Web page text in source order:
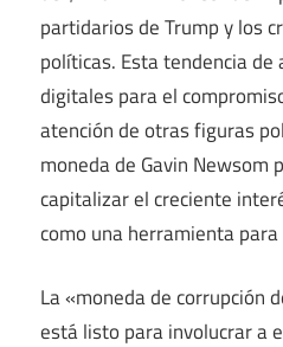
partidarios de Trump y los
políticas. Esta tendencia
digitales para el
atención de otras figuras
moneda de Gavin Newsom
capitalizar el creciente
como una herramienta
La «moneda de corrupción
está listo para involucrar a